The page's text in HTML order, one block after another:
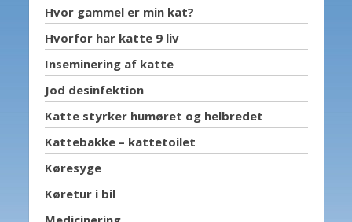
Hvor gammel er min kat?
Hvorfor har katte 9 liv
Inseminering af katte
Jod desinfektion
Katte styrker humøret og helbredet
Kattebakke – kattetoilet
Køresyge
Køretur i bil